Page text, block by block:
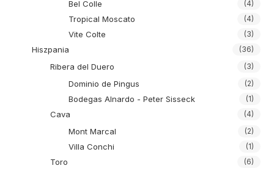
Bel Colle (4)
Tropical Moscato (4)
Vite Colte (3)
Hiszpania (36)
Ribera del Duero (3)
Dominio de Pingus (2)
Bodegas Alnardo - Peter Sisseck (1)
Cava (4)
Mont Marcal (2)
Villa Conchi (1)
Toro (6)